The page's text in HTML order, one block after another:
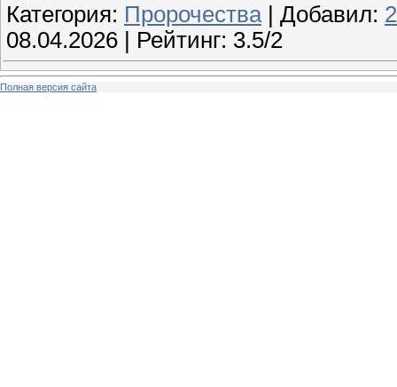
Категория: Пророчества| Добавил:
08.04.2026 | Рейтинг: 3.5/2
Полная версия сайта